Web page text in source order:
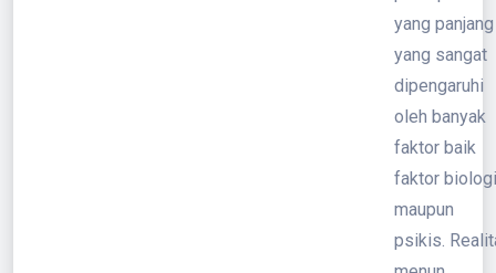
yang panjang
yang sangat
dipengaruhi
oleh banyak
faktor baik
faktor
maupun
psikis.